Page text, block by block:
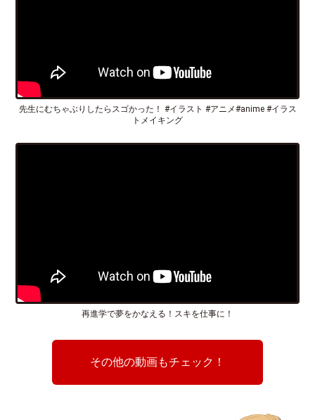
先生にむちゃぶりしたらスゴかった！ #イラスト #アニメ#anime #イラス
トメイキング
再進学で夢をかなえる！スキを仕事に！
その他の動画もチェック！